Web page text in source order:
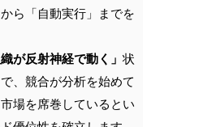
ら「自動実行」までを
織が反射神経で動く」 状
、競合が分析を始めて
場を席巻しているとい